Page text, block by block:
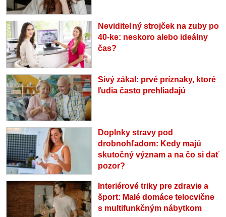
Neviditeľný strojček na zuby po
40-ke: neskoro alebo ideálny
čas?
Sivý zákal: prvé príznaky, ktoré
ľudia často prehliadajú
Doplnky stravy pod
drobnohľadom: Kedy majú
skutočný význam a na čo si dať
pozor?
Interiérové triky pre zdravie a
šport: Malé domáce telocvične
s multifunkčným nábytkom